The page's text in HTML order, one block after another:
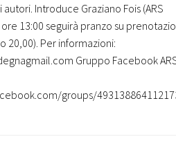
Introduce Graziano Fois (ARS
13:00 seguirà pranzo su
20,00). Per informazioni:
Gruppo Facebook
groups/